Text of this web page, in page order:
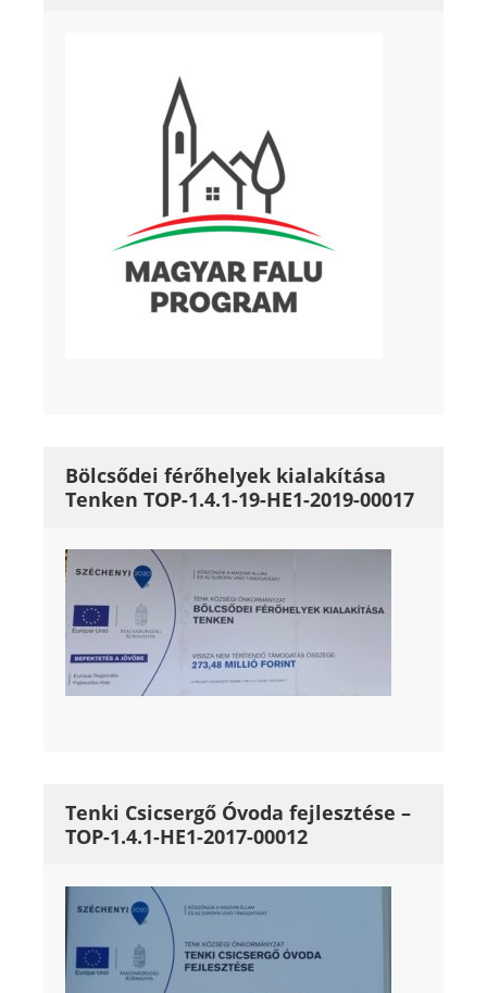
Bölcsődei férőhelyek kialakítása
Tenken TOP-1.4.1-19-HE1-2019-00017
Tenki Csicsergő Óvoda fejlesztése –
TOP-1.4.1-HE1-2017-00012